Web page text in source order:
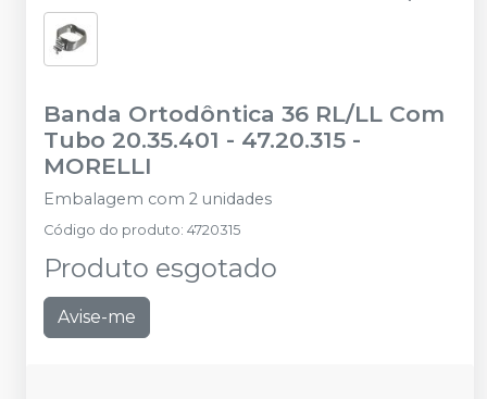
Banda Ortodôntica 36 RL/LL Com
Tubo 20.35.401 - 47.20.315 -
MORELLI
Embalagem com 2 unidades
Código do produto: 4720315
Produto esgotado
Avise-me